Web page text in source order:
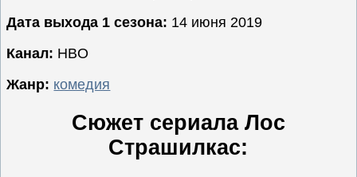
Ожидаемые
Новинки
Дата выхода 1 сезона: 14 июня 2019
Канал: HBO
Жанр: комедия
Сюжет сериала Лос
Страшилкас: